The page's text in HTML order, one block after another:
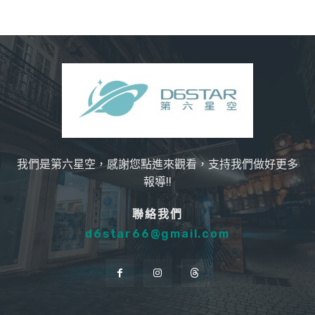
我們是第六星空，感謝您點進來觀看，支持我們做好更多
報導!!
聯絡我們
d6star66@gmail.com